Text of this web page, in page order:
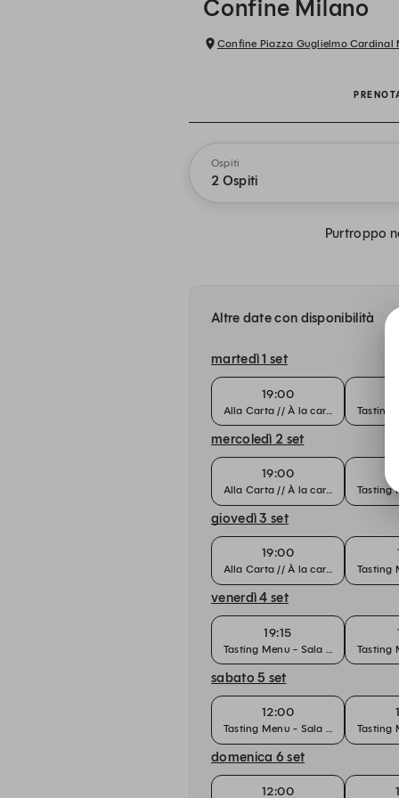
Confine Milano
Confine Piazza Guglielmo Cardinal
Ospiti
2 Ospiti
Purtroppo
Altre date con disponibilità
martedì 1 set
19:00
Alla Carta // À la carte Tasting
mercoledì 2 set
19:00
Alla Carta // À la carte Tasting
giovedì 3 set
19:00
Alla Carta // À la carte Tasting
venerdì 4 set
19:15
Tasting Menu - Sala PrincipaleTasting
sabato 5 set
12:00
Tasting Menu - Sala PrincipaleTasting
domenica 6 set
12:00